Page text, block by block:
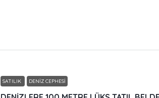
SATILIK DENIZ CEPHESI